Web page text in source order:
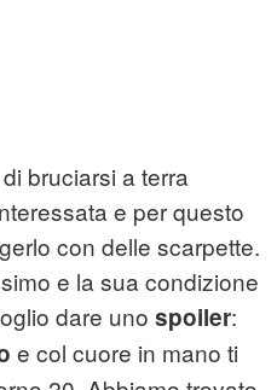
bruciarsi a terra
e per questo
con delle scarpette.
e la sua condizione
dare uno spoiler:
e col cuore in mano ti